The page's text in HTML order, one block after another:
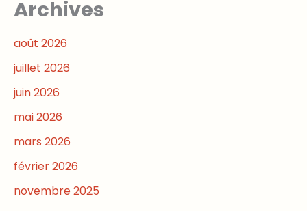
Archives
août 2026
juillet 2026
juin 2026
mai 2026
mars 2026
février 2026
novembre 2025